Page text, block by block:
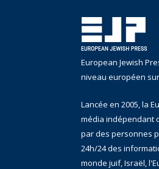
European Jewish
niveau européen
Lancée en 2005, la
média indépendant
par des personnes
24h/24 des
monde juif, Israël,